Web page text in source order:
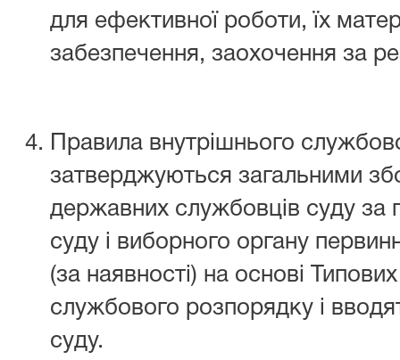
для ефективної роботи, їх
забезпечення, заохочення за
Правила внутрішнього
затверджуються загальними
державних службовців суду за
суду і виборного органу
(за наявності) на основі
службового розпорядку і
суду.